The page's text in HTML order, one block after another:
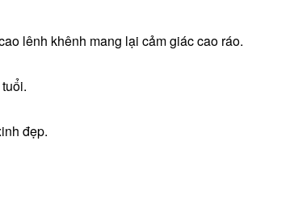
lênh khênh mang lại cảm giác cao ráo.
đẹp.